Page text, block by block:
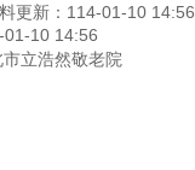
更新：114-01-10 14:56
01-10 14:56
立浩然敬老院